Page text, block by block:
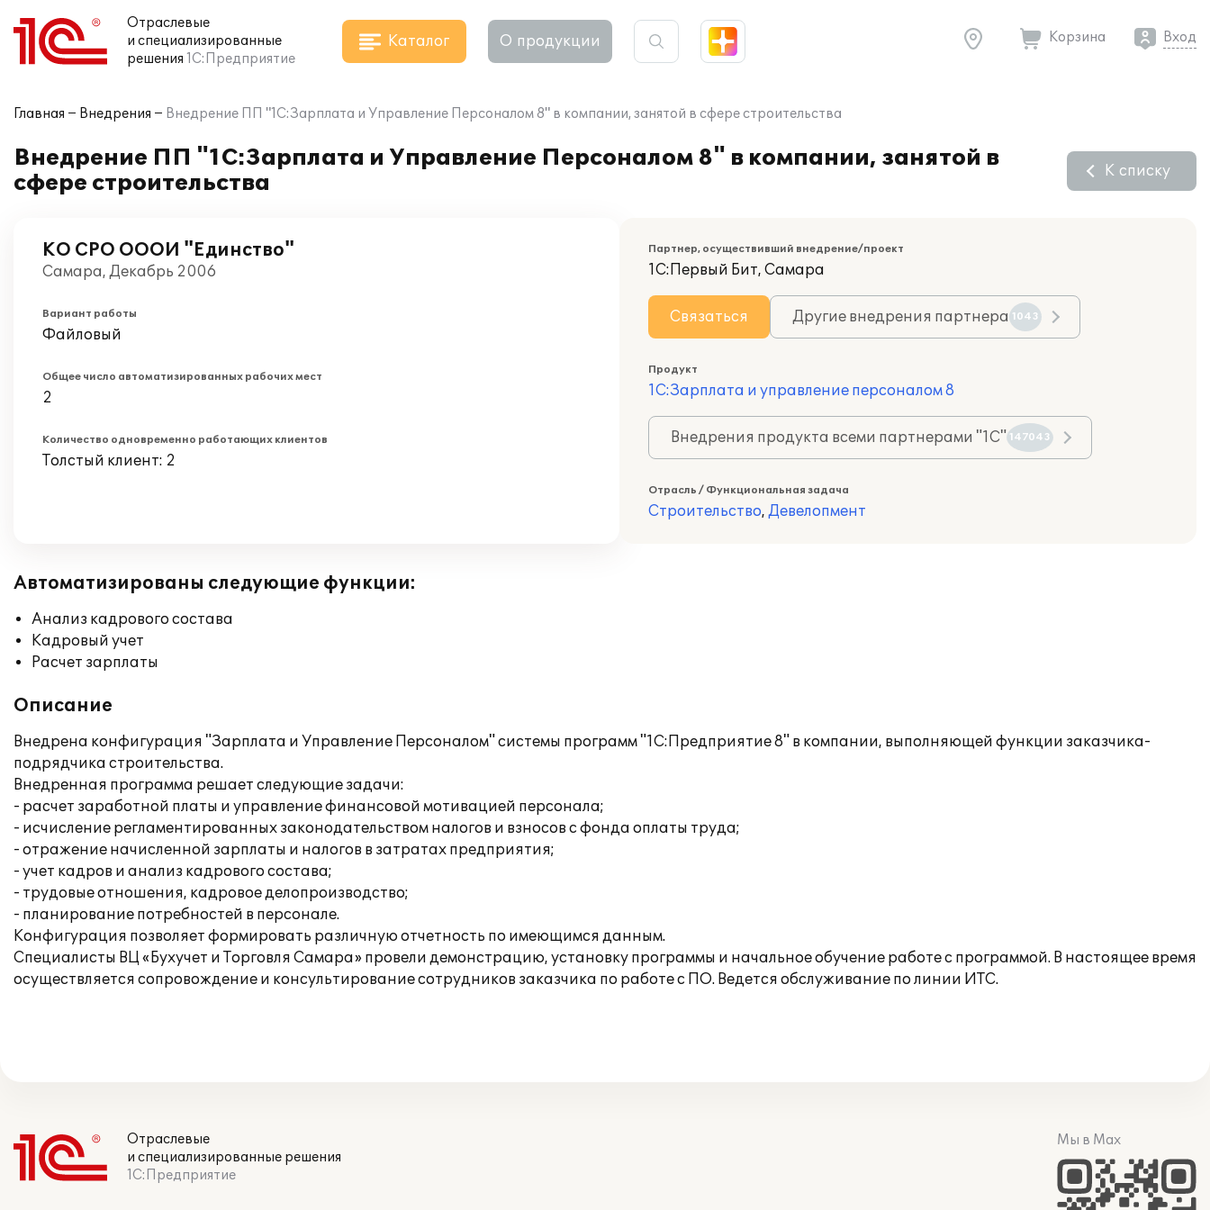
Отраслевые
и специализированные
решения 1С:Предприятие
Каталог О продукции Корзина Вход
Главная Внедрения Внедрение ПП "1С:Зарплата и Управление Персоналом 8" в компании, занятой в сфере строительства
Внедрение ПП "1С:Зарплата и Управление Персоналом 8" в компании, занятой в
сфере строительства
К списку
КО СРО ОООИ "Единство"
Самара, Декабрь 2006
Вариант работы
Файловый
Общее число автоматизированных рабочих мест
2
Количество одновременно работающих клиентов
Толстый клиент: 2
Партнер, осуществивший внедрение/проект
1С:Первый Бит, Самара
Связаться Другие внедрения партнера 1043
Продукт
1С:Зарплата и управление персоналом 8
Внедрения продукта всеми партнерами "1С" 147043
Отрасль / Функциональная задача
Строительство, Девелопмент
Автоматизированы следующие функции:
Анализ кадрового состава
Кадровый учет
Расчет зарплаты
Описание
Внедрена конфигурация "Зарплата и Управление Персоналом" системы программ "1С:Предприятие 8" в компании, выполняющей функции заказчика-
подрядчика строительства.
Внедренная программа решает следующие задачи:
- расчет заработной платы и управление финансовой мотивацией персонала;
- исчисление регламентированных законодательством налогов и взносов с фонда оплаты труда;
- отражение начисленной зарплаты и налогов в затратах предприятия;
- учет кадров и анализ кадрового состава;
- трудовые отношения, кадровое делопроизводство;
- планирование потребностей в персонале.
Конфигурация позволяет формировать различную отчетность по имеющимся данным.
Специалисты ВЦ «Бухучет и Торговля Самара» провели демонстрацию, установку программы и начальное обучение работе с программой. В настоящее время
осуществляется сопровождение и консультирование сотрудников заказчика по работе с ПО. Ведется обслуживание по линии ИТС.
Отраслевые
и специализированные решения
1С:Предприятие
Мы в Max